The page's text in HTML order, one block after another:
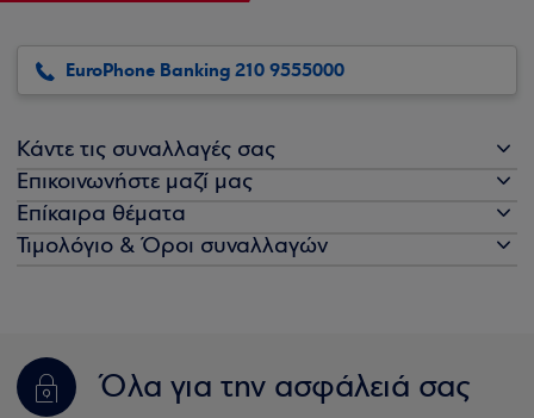
EuroPhone Banking 210 9555000
Κάντε τις συναλλαγές σας
Επικοινωνήστε μαζί μας
Επίκαιρα θέματα
Τιμολόγιο & Όροι συναλλαγών
Όλα για την ασφάλειά σας